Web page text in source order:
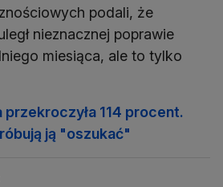
podali, że
nieznacznej poprawie
miesiąca, ale to tylko
przekroczyła 114 procent.
ją "oszukać"